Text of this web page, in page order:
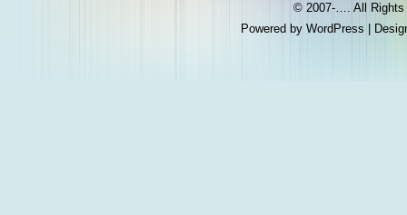
© 2007-…. All
Powered by WordPress |